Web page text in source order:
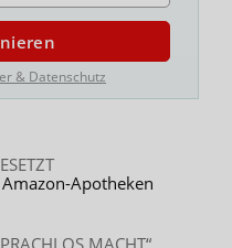
& Datenschutz
Apotheken
MACHT“